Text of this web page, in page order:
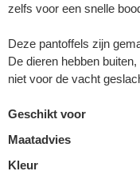
zelfs voor een snelle
Deze pantoffels zijn
De dieren hebben
niet voor de vacht
Geschikt voor
Maatadvies
Kleur